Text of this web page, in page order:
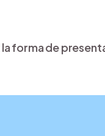
la forma de